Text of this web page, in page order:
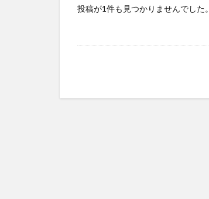
投稿が1件も見つかりませんでした。